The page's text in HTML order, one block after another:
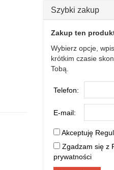
Szybki zakup
Zakup ten
Wybierz opcje,
krótkim czasie
Tobą.
Telefon:
E-mail:
Akceptuję
Zgadzam się z
prywatności